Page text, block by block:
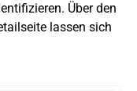
Über den
lassen sich